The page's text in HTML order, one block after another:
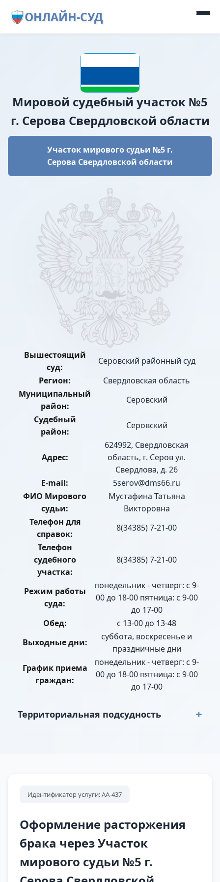
ОНЛАЙН-СУД
Мировой судебный участок №5
г. Серова Свердловской области
Участок мирового судьи №5 г.
Серова Свердловской области
Вышестоящий
суд:
Серовский районный суд
Регион:
Свердловская область
Муниципальный
район:
Серовский
Судебный
район:
Серовский
Адрес:
624992, Свердловская
область, г. Серов ул.
Свердлова, д. 26
E-mail:
5serov@dms66.ru
ФИО Мирового
судьи:
Мустафина Татьяна
Викторовна
Телефон для
справок:
8(34385) 7-21-00
Телефон
судебного
участка:
8(34385) 7-21-00
Режим работы
суда:
понедельник - четверг: с 9-
00 до 18-00 пятница: с 9-00
до 17-00
Обед:
с 13-00 до 13-48
Выходные дни:
суббота, воскресенье и
праздничные дни
График приема
граждан:
понедельник - четверг: с 9-
00 до 18-00 пятница: с 9-00
до 17-00
Территориальная подсудность +
Космодемьянской полностью, пер. Конторский
пер. Маяковского полностью, пер.
Молодогвардейский полностью, пер. Нансена
от ул. Молодогвардейская до ул. Нансена
(четные); № 1 – 11 (нечётные), пер. Попова
полностью, пер. Сталеваров полностью, пер.
Идентификатор услуги: АА-437
Оформление расторжения
брака через Участок
мирового судьи №5 г.